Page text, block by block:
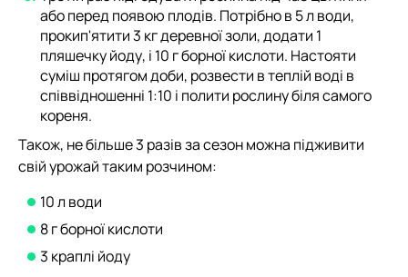
або перед появою плодів. Потрібно в 5 л води,
прокип'ятити 3 кг деревної золи, додати 1
пляшечку йоду, і 10 г борної кислоти. Настояти
суміш протягом доби, розвести в теплій воді в
співвідношенні 1:10 і полити рослину біля самого
кореня.
Також, не більше 3 разів за сезон можна підживити
свій урожай таким розчином:
10 л води
8 г борної кислоти
3 краплі йоду